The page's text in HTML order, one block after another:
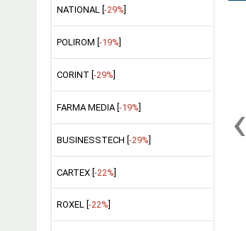
NATIONAL [ -29%
POLIROM [ -19%
CORINT [ -29%
FARMA MEDIA [ -19%
BUSINESSTECH [-29%]
CARTEX [-22%]
ROXEL [ -22%
‹